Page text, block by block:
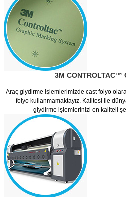
3M CONTROLTAC™
Araç giydirme işlemlerimizde cast folyo
folyo kullanmamaktayız. Kalitesi ile
giydirme işlemlerinizi en kaliteli